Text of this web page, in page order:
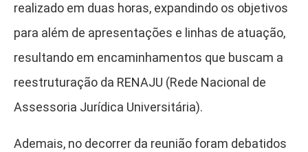
realizado em duas horas, expandindo os objetivos
para além de apresentações e linhas de atuação,
resultando em encaminhamentos que buscam a
reestruturação da RENAJU (Rede Nacional de
Assessoria Jurídica Universitária).
Ademais, no decorrer da reunião foram debatidos